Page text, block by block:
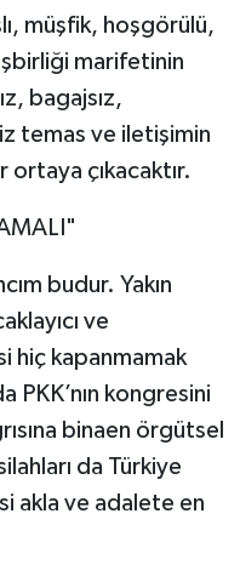
müşfik, hoşgörülü,
marifetinin
bagajsız,
temas ve iletişimin
ortaya çıkacaktır.
budur. Yakın
ve
hiç kapanmamak
PKK’nın kongresini
binaen örgütsel
da Türkiye
akla ve adalete en